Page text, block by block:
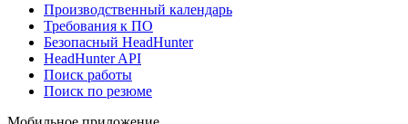
Производственный календарь
Требования к ПО
Безопасный HeadHunter
HeadHunter API
Поиск работы
Поиск по резюме